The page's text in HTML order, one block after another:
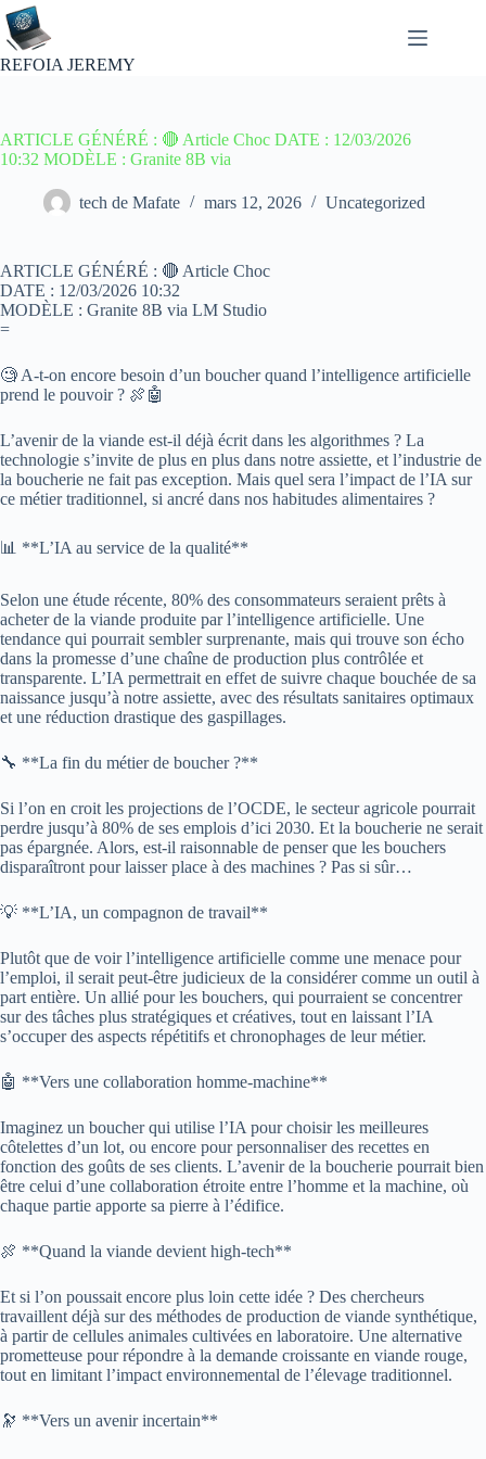
Passer
au
contenu
REFOIA JEREMY
ARTICLE GÉNÉRÉ : 🔴 Article Choc DATE : 12/03/2026
10:32 MODÈLE : Granite 8B via
tech de Mafate mars 12, 2026 Uncategorized
ARTICLE GÉNÉRÉ : 🔴 Article Choc
DATE : 12/03/2026 10:32
MODÈLE : Granite 8B via LM Studio
=
🧐 A-t-on encore besoin d’un boucher quand l’intelligence artificielle
prend le pouvoir ? 🍖🤖
L’avenir de la viande est-il déjà écrit dans les algorithmes ? La
technologie s’invite de plus en plus dans notre assiette, et l’industrie de
la boucherie ne fait pas exception. Mais quel sera l’impact de l’IA sur
ce métier traditionnel, si ancré dans nos habitudes alimentaires ?
📊 **L’IA au service de la qualité**
Selon une étude récente, 80% des consommateurs seraient prêts à
acheter de la viande produite par l’intelligence artificielle. Une
tendance qui pourrait sembler surprenante, mais qui trouve son écho
dans la promesse d’une chaîne de production plus contrôlée et
transparente. L’IA permettrait en effet de suivre chaque bouchée de sa
naissance jusqu’à notre assiette, avec des résultats sanitaires optimaux
et une réduction drastique des gaspillages.
🔧 **La fin du métier de boucher ?**
Si l’on en croit les projections de l’OCDE, le secteur agricole pourrait
perdre jusqu’à 80% de ses emplois d’ici 2030. Et la boucherie ne serait
pas épargnée. Alors, est-il raisonnable de penser que les bouchers
disparaîtront pour laisser place à des machines ? Pas si sûr…
💡 **L’IA, un compagnon de travail**
Plutôt que de voir l’intelligence artificielle comme une menace pour
l’emploi, il serait peut-être judicieux de la considérer comme un outil à
part entière. Un allié pour les bouchers, qui pourraient se concentrer
sur des tâches plus stratégiques et créatives, tout en laissant l’IA
s’occuper des aspects répétitifs et chronophages de leur métier.
🤖 **Vers une collaboration homme-machine**
Imaginez un boucher qui utilise l’IA pour choisir les meilleures
côtelettes d’un lot, ou encore pour personnaliser des recettes en
fonction des goûts de ses clients. L’avenir de la boucherie pourrait bien
être celui d’une collaboration étroite entre l’homme et la machine, où
chaque partie apporte sa pierre à l’édifice.
🍖 **Quand la viande devient high-tech**
Et si l’on poussait encore plus loin cette idée ? Des chercheurs
travaillent déjà sur des méthodes de production de viande synthétique,
à partir de cellules animales cultivées en laboratoire. Une alternative
prometteuse pour répondre à la demande croissante en viande rouge,
tout en limitant l’impact environnemental de l’élevage traditionnel.
🔭 **Vers un avenir incertain**